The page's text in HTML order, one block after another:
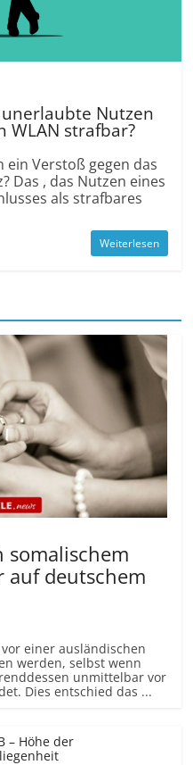
Nutzen
WLAN strafbar?
ein Verstoß gegen das
Das , das Nutzen eines
als strafbares
Weiterlesen
somalischem
auf deutschem
einer ausländischen
werden, selbst wenn
unmittelbar vor
Dies entschied das ...
– Höhe der